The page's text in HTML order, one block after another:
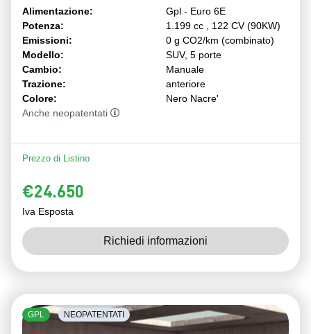
Alimentazione:
Gpl - Euro 6E
Potenza:
1.199 cc , 122 CV (90KW)
Emissioni:
0 g CO2/km (combinato)
Modello:
SUV, 5 porte
Cambio:
Manuale
Trazione:
anteriore
Colore:
Nero Nacre'
Anche neopatentati
Prezzo di Listino
€24.650
Iva Esposta
Richiedi informazioni
GPL NEOPATENTATI